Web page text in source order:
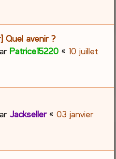
Quel avenir ?
Patrice15220 « 10 juillet
Jackseller«03 janvier